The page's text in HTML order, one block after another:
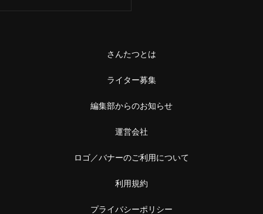
さんたつとは
ライター募集
編集部からのお知らせ
運営会社
ロゴ／バナーのご利用について
利用規約
プライバシーポリシー